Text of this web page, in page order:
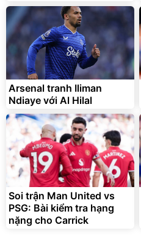
Arsenal tranh Iliman
Ndiaye với Al Hilal
Soi trận Man United vs
PSG: Bài kiểm tra hạng
nặng cho Carrick